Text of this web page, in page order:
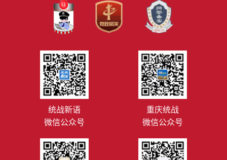
统战新语
微信公众号
重庆统战
微信公众号